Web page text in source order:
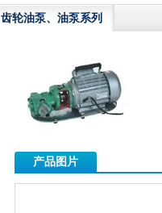
齿轮油泵、油泵系列
产品图片